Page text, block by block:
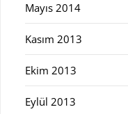
Mayıs 2014
Kasım 2013
Ekim 2013
Eylül 2013